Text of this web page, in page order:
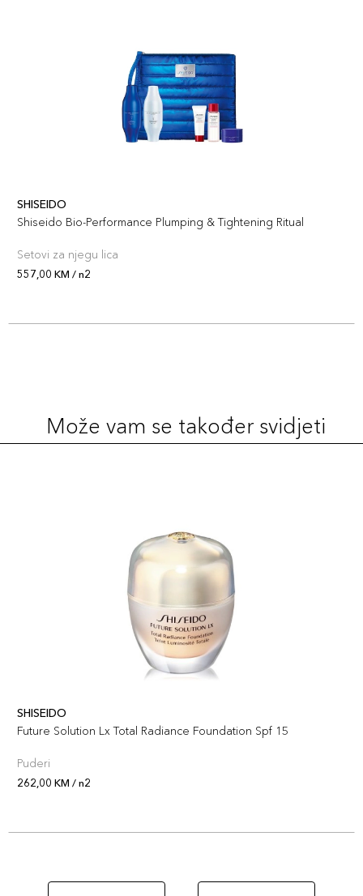
SHISEIDO
Shiseido Bio-Performance Plumping & Tightening Ritual
Setovi za njegu lica
557,00 KM / n2
Može vam se također svidjeti
SHISEIDO
Future Solution Lx Total Radiance Foundation Spf 15
Puderi
262,00 KM / n2